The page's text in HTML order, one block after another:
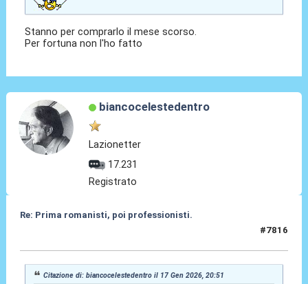
Stanno per comprarlo il mese scorso.
Per fortuna non l'ho fatto
biancocelestedentro
Lazionetter
17.231
Registrato
Re: Prima romanisti, poi professionisti.
#7816
Citazione di: biancocelestedentro il 17 Gen 2026, 20:51